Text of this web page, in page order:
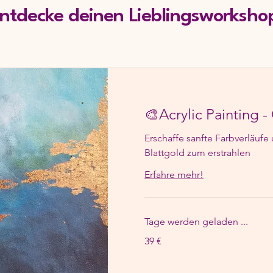
deinen
🎨Acrylic Painting
Erschaffe sanfte
Blattgold zum erstrahlen
Erfahre mehr!
Tage werden geladen ...
Euro
39 €